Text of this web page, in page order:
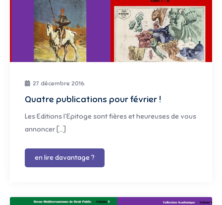
27 décembre 2016
Quatre publications pour février !
Les Editions l’Epitoge sont fières et heureuses de vous
annoncer […]
en lire davantage ?